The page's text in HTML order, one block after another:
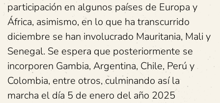
participación en algunos países de Europa y
África, asimismo, en lo que ha transcurrido
diciembre se han involucrado Mauritania, Mali y
Senegal. Se espera que posteriormente se
incorporen Gambia, Argentina, Chile, Perú y
Colombia, entre otros, culminando así la
marcha el día 5 de enero del año 2025